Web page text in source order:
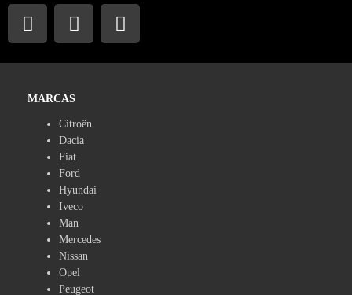
MARCAS
Citroën
Dacia
Fiat
Ford
Hyundai
Iveco
Man
Mercedes
Nissan
Opel
Peugeot